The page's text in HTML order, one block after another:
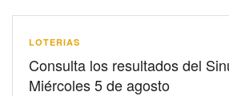
LOTERIAS
Consulta los resultados del
Miércoles 5 de agosto